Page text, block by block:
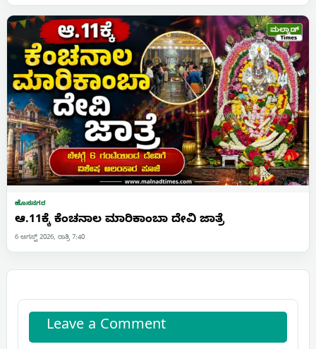
ಹೊಸನಗರ
ಆ.11ಕ್ಕೆ ಕೆಂಚನಾಲ ಮಾರಿಕಾಂಬಾ ದೇವಿ ಜಾತ್ರೆ
6 ಆಗಸ್ಟ್ 2026, ರಾತ್ರಿ 7:40
Leave a Comment